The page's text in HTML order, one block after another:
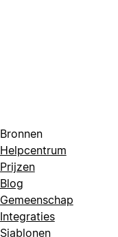
Bronnen
Helpcentrum
Prijzen
Blog
Gemeenschap
Integraties
Sjablonen